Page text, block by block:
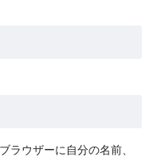
ラウザーに自分の名前、